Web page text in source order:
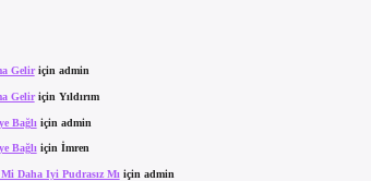
Geliriçin admin
Geliriçin Yıldırım
Bağlı için admin
Bağlı için İmren
Daha Iyi Pudrasız Mı için admin